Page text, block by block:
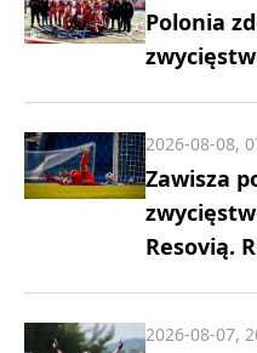
Polonia
Zawisza
Resovią.
2026-08-08,
2026-08-07,